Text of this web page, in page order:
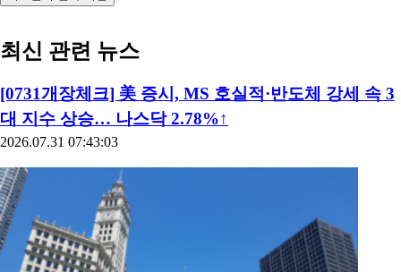
최신 관련 뉴스
[0731개장체크] 美 증시, MS 호실적·반도체 강세 속 3
대 지수 상승… 나스닥 2.78%↑
2026.07.31 07:43:03